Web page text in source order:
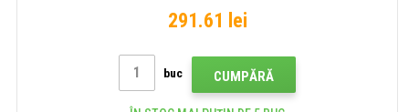
291.61 lei
buc CUMPĂRĂ